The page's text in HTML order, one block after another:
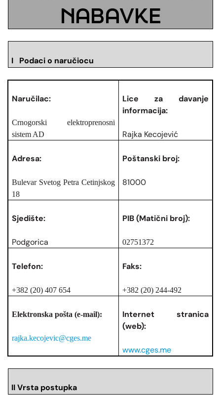
NABAVKE
I Podaci o naručiocu
Naručilac:
Crnogorski elektroprenosni
sistem AD
Lice za davanje
informacija:
Rajka Kecojević
Adresa:
Bulevar Svetog Petra Cetinjskog
18
Poštanski broj:
81000
Sjedište:
Podgorica
PIB (Matični broj):
02751372
Telefon:
+382 (20) 407 654
Faks:
+382 (20) 244-492
Elektronska pošta (e-mail):
rajka.kecojevic@cges.me
Internet stranica
(web):
www.cges.me
II Vrsta postupka